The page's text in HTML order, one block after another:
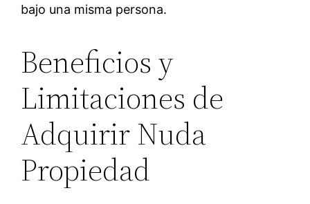
bajo una misma persona.
Beneficios y
Limitaciones de
Adquirir Nuda
Propiedad